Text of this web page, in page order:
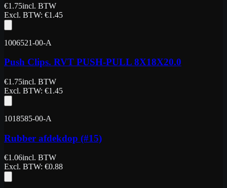
€1.75incl. BTW
Excl. BTW: €1.45
1006521-00-A
Push Clips. RVT PUSH-PULL 8X18X20.0
€1.75incl. BTW
Excl. BTW: €1.45
1018585-00-A
Rubber afdekdop (#15)
€1.06incl. BTW
Excl. BTW: €0.88